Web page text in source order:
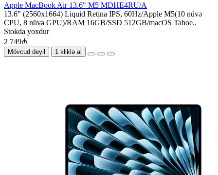
Apple MacBook Air 13.6" M5 MDHE4RU/A
13.6" (2560x1664) Liquid Retina IPS, 60Hz/Apple M5(10 nüvə
CPU, 8 nüvə GPU)/RAM 16GB/SSD 512GB/macOS Tahoe..
Stokda yoxdur
2 749₼
Mövcud deyil 1 kliklə al